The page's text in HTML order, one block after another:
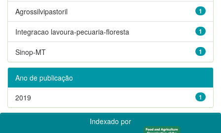
1
Agrossilvipastoril
1
Integracao lavoura-pecuaria-floresta
1
Sinop-MT
Ano de publicação
1
2019
Indexado por